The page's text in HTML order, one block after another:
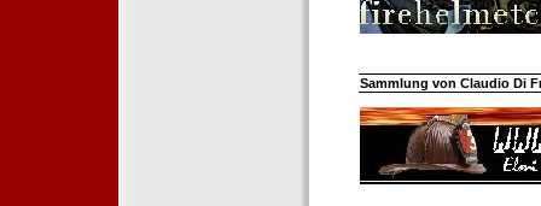
Sammlung von Claudio Di